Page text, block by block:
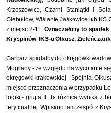
Krzeszowice, Czarni Staniątki i
Giebułtów, Wiślanie Jaśkowice lub KS
z miejsc 2-11. Oznaczałoby to
Kryspinów, IKS-u Olkusz,
Garbarz spadałby do okręgówki
Mogilany - ze względu na wycofanie
okręgówki krakowskiej - Spójnia,
miejsce przeznaczenia w przypadku
logiki - grupa II. Ta różnica wynika z
terytorialnej. Wpisano tam zespół z